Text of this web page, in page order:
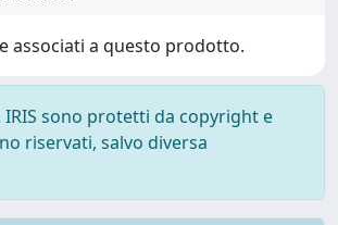
associati a questo prodotto.
sono protetti da copyright e
riservati, salvo diversa